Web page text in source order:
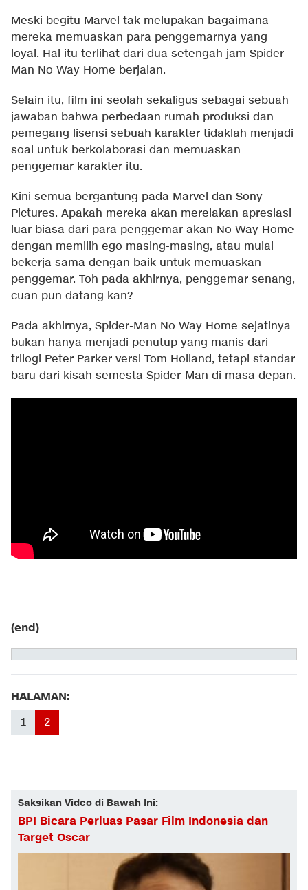
Meski begitu Marvel tak melupakan bagaimana
mereka memuaskan para penggemarnya yang
loyal. Hal itu terlihat dari dua setengah jam Spider-
Man No Way Home berjalan.
Selain itu, film ini seolah sekaligus sebagai sebuah
jawaban bahwa perbedaan rumah produksi dan
pemegang lisensi sebuah karakter tidaklah menjadi
soal untuk berkolaborasi dan memuaskan
penggemar karakter itu.
Kini semua bergantung pada Marvel dan Sony
Pictures. Apakah mereka akan merelakan apresiasi
luar biasa dari para penggemar akan No Way Home
dengan memilih ego masing-masing, atau mulai
bekerja sama dengan baik untuk memuaskan
penggemar. Toh pada akhirnya, penggemar senang,
cuan pun datang kan?
Pada akhirnya, Spider-Man No Way Home sejatinya
bukan hanya menjadi penutup yang manis dari
trilogi Peter Parker versi Tom Holland, tetapi standar
baru dari kisah semesta Spider-Man di masa depan.
(end)
HALAMAN:
1 2
Saksikan Video di Bawah Ini:
BPI Bicara Perluas Pasar Film Indonesia dan
Target Oscar